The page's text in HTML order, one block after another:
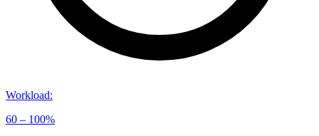
Workload:
60 – 100%